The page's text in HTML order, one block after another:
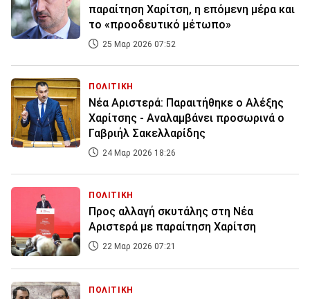
παραίτηση Χαρίτση, η επόμενη μέρα και
το «προοδευτικό μέτωπο»
25 Μαρ 2026 07:52
ΠΟΛΙΤΙΚΗ
Νέα Αριστερά: Παραιτήθηκε ο Αλέξης
Χαρίτσης - Αναλαμβάνει προσωρινά ο
Γαβριήλ Σακελλαρίδης
24 Μαρ 2026 18:26
ΠΟΛΙΤΙΚΗ
Προς αλλαγή σκυτάλης στη Νέα
Αριστερά με παραίτηση Χαρίτση
22 Μαρ 2026 07:21
ΠΟΛΙΤΙΚΗ